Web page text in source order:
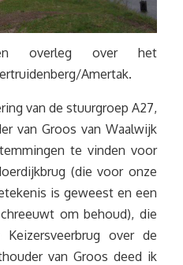
overleg over het
Amertak.
van de stuurgroep A27,
van Groos van Waalwijk
te vinden voor
(die voor onze
is geweest en een
om behoud), die
over de
van Groos deed ik